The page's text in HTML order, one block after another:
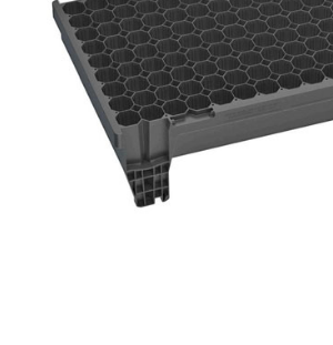
Tavi alveolare de cultura